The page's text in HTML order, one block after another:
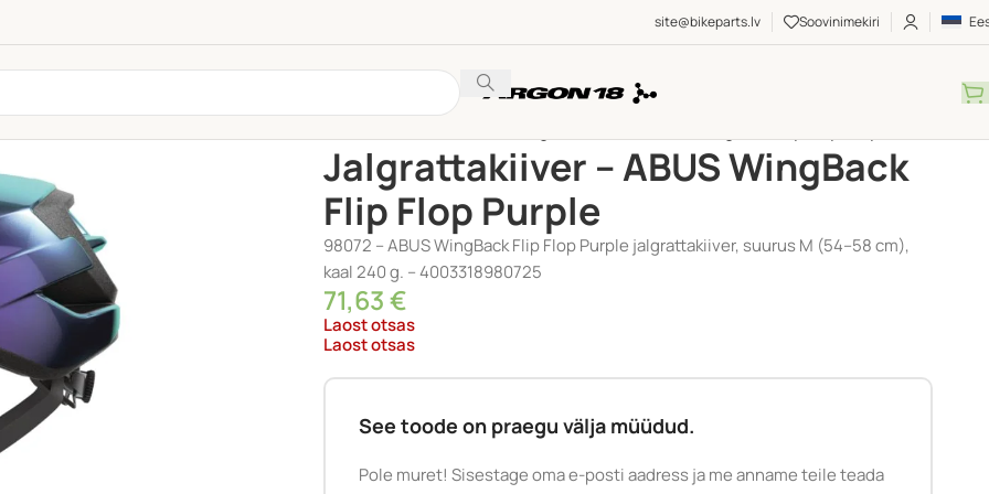
site@bikeparts.lv Soovinimekiri
Jalgrattakiiver – ABUS WingBack
Flip Flop Purple
98072 – ABUS WingBack Flip Flop Purple jalgrattakiiver, suurus M (54–58 cm),
kaal 240 g. – 4003318980725
71,63€
Laost otsas
Laost otsas
See toode on praegu välja müüdud.
Pole muret! Sisestage oma e-posti aadress ja me anname teile teada